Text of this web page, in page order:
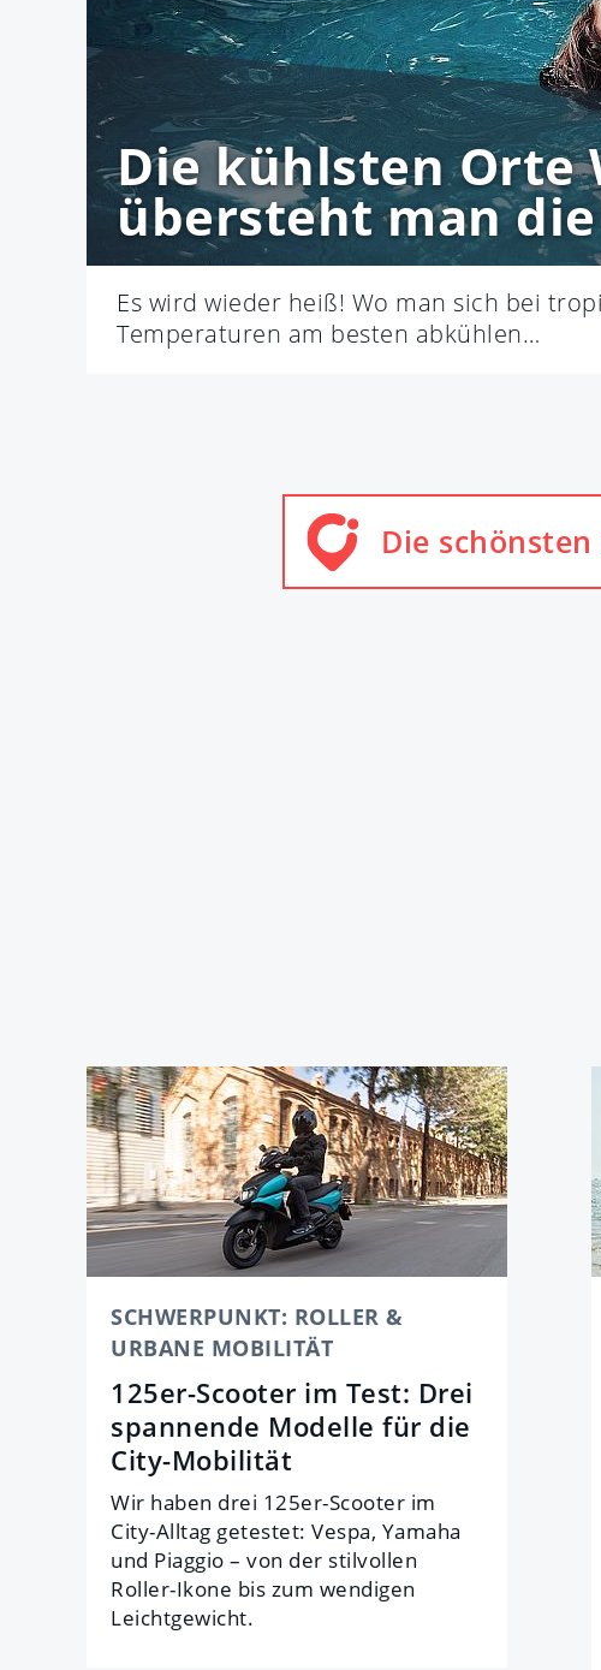
Die kühlsten Orte
übersteht man
Es wird wieder heiß! Wo man sich bei
Temperaturen am besten abkühlen…
Die
SCHWERPUNKT: ROLLER &
URBANE MOBILITÄT
125er-Scooter im Test: Drei
spannende Modelle für die
City-Mobilität
Wir haben drei 125er-Scooter im
City-Alltag getestet: Vespa, Yamaha
und Piaggio – von der stilvollen
Roller-Ikone bis zum wendigen
Leichtgewicht.